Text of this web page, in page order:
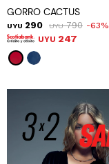
GORRO CACTUS
UYU 290 UYU 790 63
UYU 247